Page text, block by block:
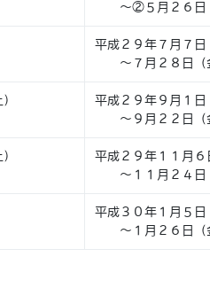
～②５月２６日
平成２９年７月７日
～７月２８日（
平成２９年９月１日
～９月２２日（
平成２９年１１月６
～１１月２４日
平成３０年１月５日
～１月２６日（